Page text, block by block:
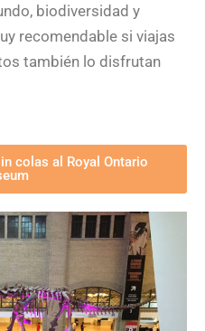
biodiversidad y
recomendable si viajas
también lo disfrutan
colas al Royal Ontario